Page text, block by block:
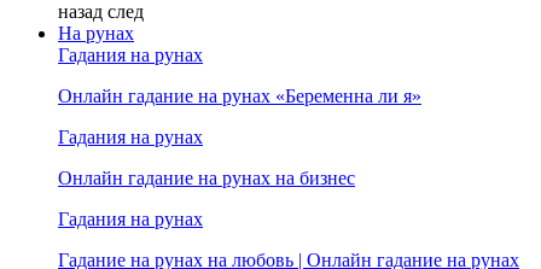
назад след
На рунах
Гадания на рунах
Онлайн гадание на рунах «Беременна ли я»
Гадания на рунах
Онлайн гадание на рунах на бизнес
Гадания на рунах
Гадание на рунах на любовь | Онлайн гадание на рунах